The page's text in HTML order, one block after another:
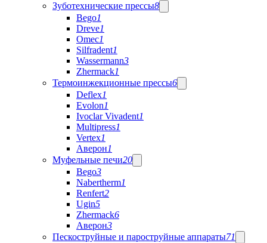
Зуботехнические прессы8
Bego1
Dreve1
Omec1
Silfradent1
Wassermann3
Zhermack1
Термоинжекционные прессы6
Deflex1
Evolon1
Ivoclar Vivadent1
Multipress1
Vertex1
Аверон1
Муфельные печи20
Bego3
Nabertherm1
Renfert2
Ugin5
Zhermack6
Аверон3
Пескоструйные и пароструйные аппараты71